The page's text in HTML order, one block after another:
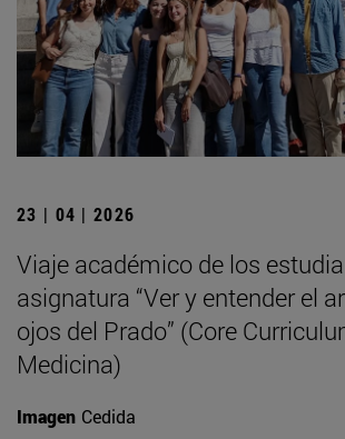
23 | 04 | 2026
Viaje académico de los
asignatura “Ver y entender el
ojos del Prado” (Core
Medicina)
Imagen Cedida